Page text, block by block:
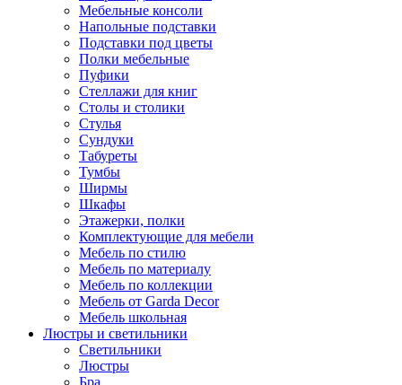
Мебельные консоли
Напольные подставки
Подставки под цветы
Полки мебельные
Пуфики
Стеллажи для книг
Столы и столики
Стулья
Сундуки
Табуреты
Тумбы
Ширмы
Шкафы
Этажерки, полки
Комплектующие для мебели
Мебель по стилю
Мебель по материалу
Мебель по коллекции
Мебель от Garda Decor
Мебель школьная
Люстры и светильники
Светильники
Люстры
Бра